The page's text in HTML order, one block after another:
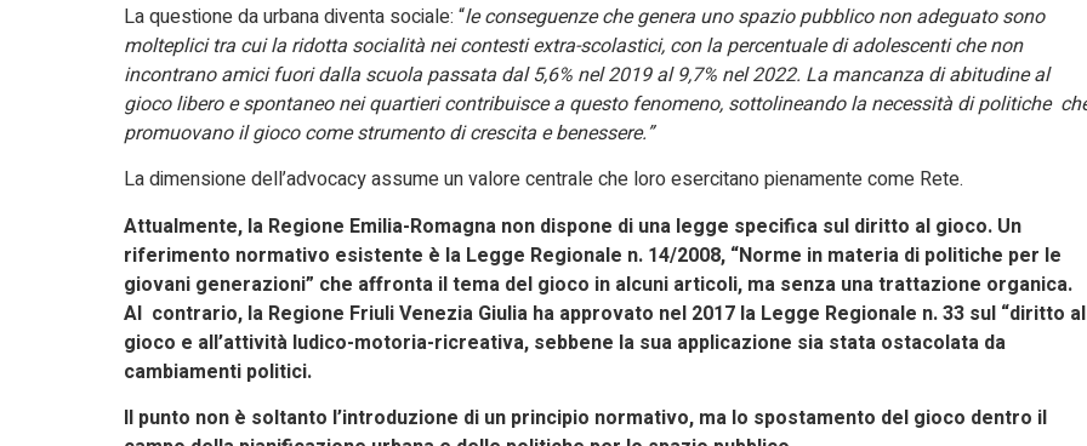
La questione da urbana diventa sociale: “le conseguenze che genera uno spazio pubblico non adeguato sono
molteplici tra cui la ridotta socialità nei contesti extra-scolastici, con la percentuale di adolescenti che non
incontrano amici fuori dalla scuola passata dal 5,6% nel 2019 al 9,7% nel 2022. La mancanza di abitudine al
gioco libero e spontaneo nei quartieri contribuisce a questo fenomeno, sottolineando la necessità di politiche
promuovano il gioco come strumento di crescita e benessere.”
La dimensione dell’advocacy assume un valore centrale che loro esercitano pienamente come Rete.
Attualmente, la Regione Emilia-Romagna non dispone di una legge specifica sul diritto al gioco. Un
riferimento normativo esistente è la Legge Regionale n. 14/2008, “Norme in materia di politiche per le
giovani generazioni” che affronta il tema del gioco in alcuni articoli, ma senza una trattazione organica.
Al contrario, la Regione Friuli Venezia Giulia ha approvato nel 2017 la Legge Regionale n. 33 sul “diritto al
gioco e all’attività ludico-motoria-ricreativa, sebbene la sua applicazione sia stata ostacolata da
cambiamenti politici.
Il punto non è soltanto l’introduzione di un principio normativo, ma lo spostamento del gioco dentro il